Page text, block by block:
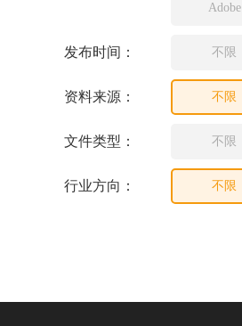
Adobe
发布时间： 不限
资料来源： 不限
文件类型： 不限
行业方向： 不限